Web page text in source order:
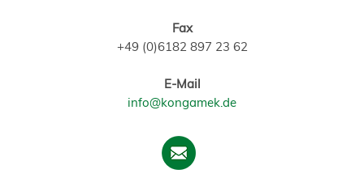
Fax
+49 (0)6182 897 23 62
E-Mail
info@kongamek.de